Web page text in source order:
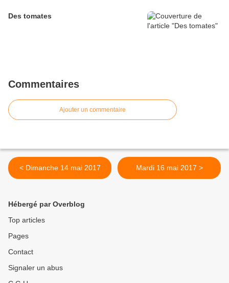
Des tomates
Commentaires
Ajouter un commentaire
< Dimanche 14 mai 2017 Mardi 16 mai 2017 >
Hébergé par Overblog
Top articles
Pages
Contact
Signaler un abus